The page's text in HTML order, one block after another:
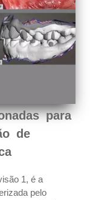
para
de
1, é a
pelo